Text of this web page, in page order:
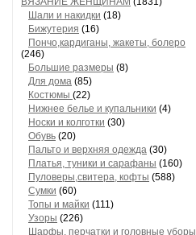
Шали и накидки (18)
Бижутерия (16)
Пончо,кардиганы, жакеты, болеро
(246)
Большие размеры (8)
Для дома (85)
Костюмы (22)
Нижнее белье и купальники (4)
Носки и колготки (30)
Обувь (20)
Пальто и верхняя одежда (30)
Платья, туники и сарафаны (160)
Пуловеры,свитера, кофты (588)
Сумки (60)
Топы и майки (111)
Узоры (226)
Шарфы, перчатки и головные уборы